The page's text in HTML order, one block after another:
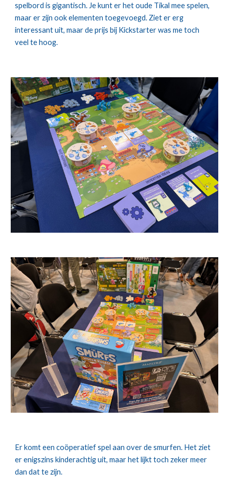
spelbord is gigantisch. Je kunt er het oude Tikal mee spelen,
maar er zijn ook elementen toegevoegd. Ziet er erg
interessant uit, maar de prijs bij Kickstarter was me toch
veel te hoog.
Er komt een coöperatief spel aan over de smurfen. Het ziet
er enigszins kinderachtig uit, maar het lijkt toch zeker meer
dan dat te zijn.